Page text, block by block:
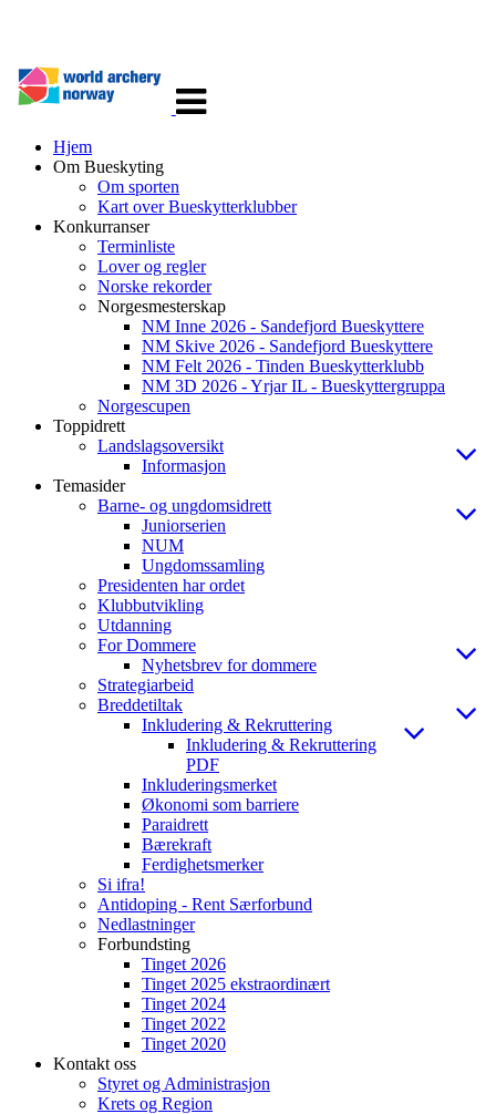
navigasjon
Hjem
Om Bueskyting
Om sporten
Kart over Bueskytterklubber
Konkurranser
Terminliste
Lover og regler
Norske rekorder
Norgesmesterskap
NM Inne 2026 - Sandefjord Bueskyttere
NM Skive 2026 - Sandefjord Bueskyttere
NM Felt 2026 - Tinden Bueskytterklubb
NM 3D 2026 - Yrjar IL - Bueskyttergruppa
Norgescupen
Toppidrett
Landslagsoversikt
Informasjon
Temasider
Barne- og ungdomsidrett
Juniorserien
NUM
Ungdomssamling
Presidenten har ordet
Klubbutvikling
Utdanning
For Dommere
Nyhetsbrev for dommere
Strategiarbeid
Breddetiltak
Inkludering & Rekruttering
Inkludering & Rekruttering
PDF
Inkluderingsmerket
Økonomi som barriere
Paraidrett
Bærekraft
Ferdighetsmerker
Si ifra!
Antidoping - Rent Særforbund
Nedlastninger
Forbundsting
Tinget 2026
Tinget 2025 ekstraordinært
Tinget 2024
Tinget 2022
Tinget 2020
Kontakt oss
Styret og Administrasjon
Krets og Region